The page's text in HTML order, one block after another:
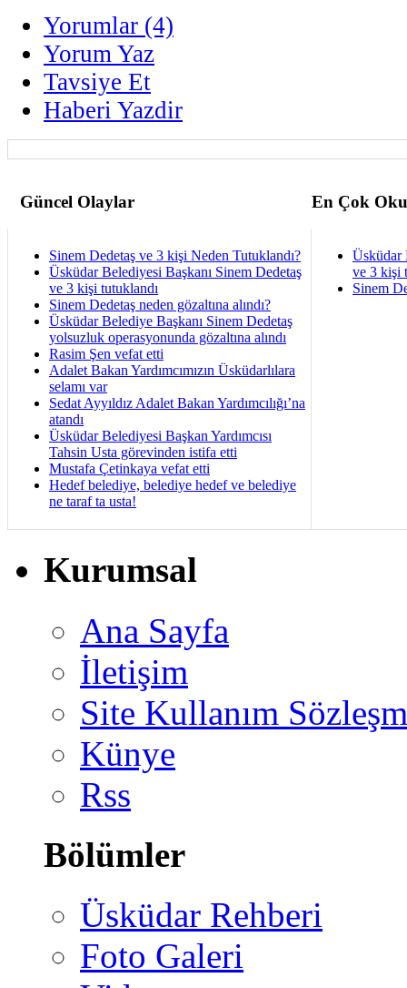
Yorumlar (4)
Yorum Yaz
Tavsiye Et
Haberi Yazdir
Güncel Olaylar En Çok
Sinem Dedetaş ve 3 kişi Neden Tutuklandı?
Üsküdar Belediyesi Başkanı Sinem Dedetaş
ve 3 kişi tutuklandı
Sinem Dedetaş neden gözaltına alındı?
Üsküdar Belediye Başkanı Sinem Dedetaş
yolsuzluk operasyonunda gözaltına alındı
Rasim Şen vefat etti
Adalet Bakan Yardımcımızın Üsküdarlılara
selamı var
Sedat Ayyıldız Adalet Bakan Yardımcılığı’na
atandı
Üsküdar Belediyesi Başkan Yardımcısı
Tahsin Usta görevinden istifa etti
Mustafa Çetinkaya vefat etti
Hedef belediye, belediye hedef ve belediye
ne taraf ta usta!
Üsküdar
ve 3 kişi
Sinem
Kurumsal
Ana Sayfa
İletişim
Site Kullanım
Künye
Rss
Bölümler
Üsküdar Rehberi
Foto Galeri